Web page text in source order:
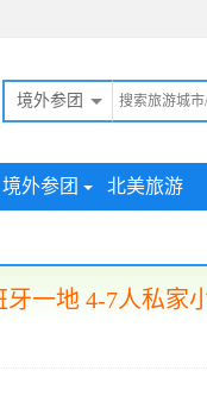
境外参团
境外参团 北美旅游
牙一地 4-7人私